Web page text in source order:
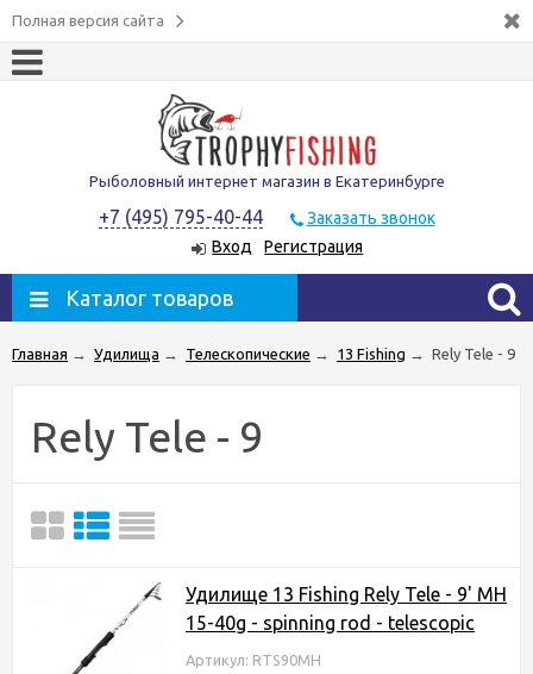
Полная версия сайта
Рыболовный интернет магазин в Екатеринбурге
+7 (495) 795-40-44
Заказать звонок
Вход
Регистрация
Каталог товаров
Главная → Удилища → Телескопические → 13 Fishing → Rely Tele - 9
Rely Tele - 9
Удилище 13 Fishing Rely Tele - 9' MH
15-40g - spinning rod - telescopic
Артикул: RTS90MH